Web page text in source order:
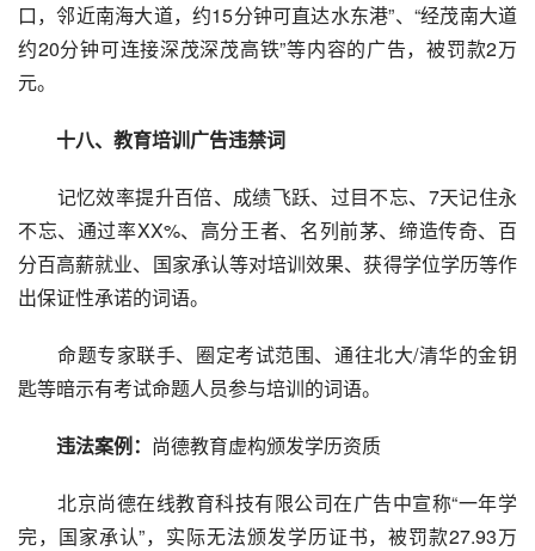
口，邻近南海大道，约15分钟可直达水东港”、“经茂南大道
约20分钟可连接深茂深茂高铁”等内容的广告，被罚款2万
元。
十八、教育培训广告违禁词
记忆效率提升百倍、成绩飞跃、过目不忘、7天记住永
不忘、通过率XX%、高分王者、名列前茅、缔造传奇、百
分百高薪就业、国家承认等对培训效果、获得学位学历等作
出保证性承诺的词语。
命题专家联手、圈定考试范围、通往北大/清华的金钥
匙等暗示有考试命题人员参与培训的词语。
违法案例： 尚德教育虚构颁发学历资质
北京尚德在线教育科技有限公司在广告中宣称“一年学
完，国家承认”，实际无法颁发学历证书，被罚款27.93万